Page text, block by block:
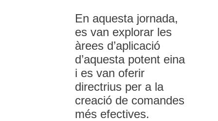
En aquesta jornada,
es van explorar les
àrees d’aplicació
d’aquesta potent eina
i es van oferir
directrius per a la
creació de comandes
més efectives.